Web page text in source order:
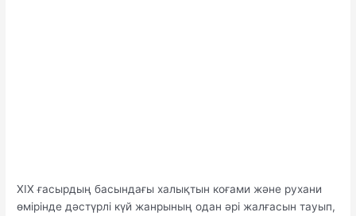
XIX ғасырдың басындағы халықтын коғами және рухани
өмірінде дәстүрлі күй жанрының одан әрі жалғасын тауып,